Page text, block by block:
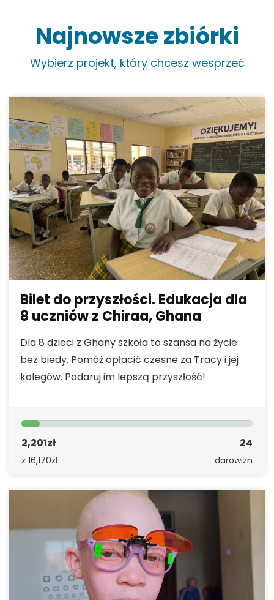
Najnowsze zbiórki
Wybierz projekt, który chcesz wesprzeć
Bilet do przyszłości. Edukacja dla
8 uczniów z Chiraa, Ghana
Dla 8 dzieci z Ghany szkoła to szansa na życie
bez biedy. Pomóż opłacić czesne za Tracy i jej
kolegów. Podaruj im lepszą przyszłość!
2,201zł
z 16,170zł
24
darowizn